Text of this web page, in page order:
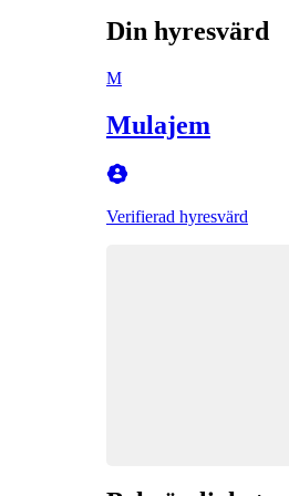
Din hyresvärd
M
Mulajem
Verifierad hyresvärd